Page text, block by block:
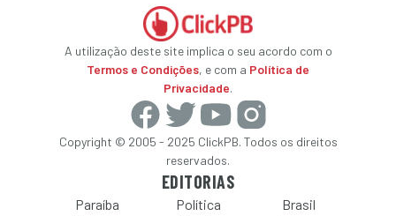
A utilização deste site implica o seu acordo com o
Termos e Condições, e com a Política de
Privacidade.
Copyright © 2005 - 2025 ClickPB. Todos os direitos
reservados.
EDITORIAS
Paraíba Política
Brasil